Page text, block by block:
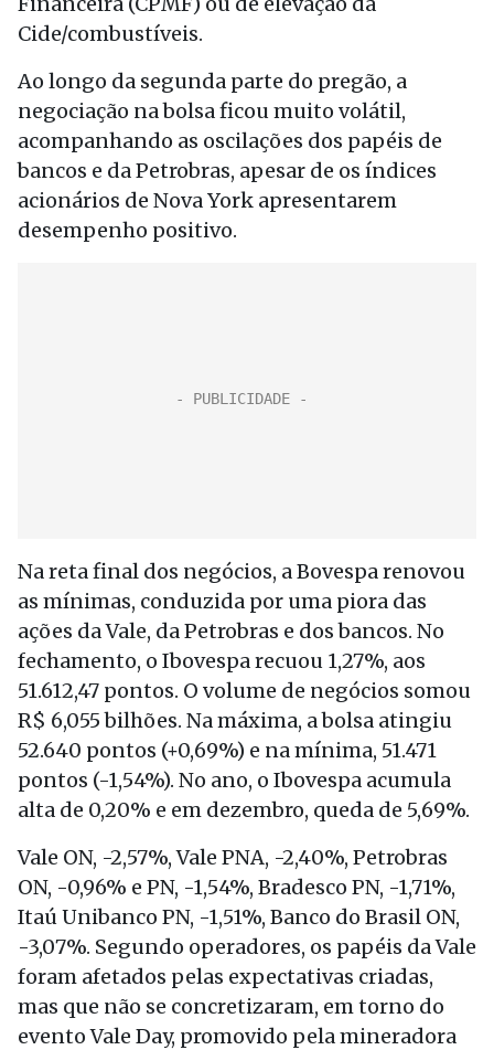
Cide/combustíveis.
Ao longo da segunda parte do pregão, a
negociação na bolsa ficou muito volátil,
acompanhando as oscilações dos papéis de
bancos e da Petrobras, apesar de os índices
acionários de Nova York apresentarem
desempenho positivo.
Na reta final dos negócios, a Bovespa renovou
as mínimas, conduzida por uma piora das
ações da Vale, da Petrobras e dos bancos. No
fechamento, o Ibovespa recuou 1,27%, aos
51.612,47 pontos. O volume de negócios somou
R$ 6,055 bilhões. Na máxima, a bolsa atingiu
52.640 pontos (+0,69%) e na mínima, 51.471
pontos (-1,54%). No ano, o Ibovespa acumula
alta de 0,20% e em dezembro, queda de 5,69%.
Vale ON, -2,57%, Vale PNA, -2,40%, Petrobras
ON, -0,96% e PN, -1,54%, Bradesco PN, -1,71%,
Itaú Unibanco PN, -1,51%, Banco do Brasil ON,
-3,07%. Segundo operadores, os papéis da Vale
foram afetados pelas expectativas criadas,
mas que não se concretizaram, em torno do
evento Vale Day, promovido pela mineradora